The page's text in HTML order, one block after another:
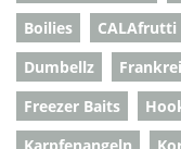
Boilies
CALAfrutti
Dumbellz
Freezer Baits